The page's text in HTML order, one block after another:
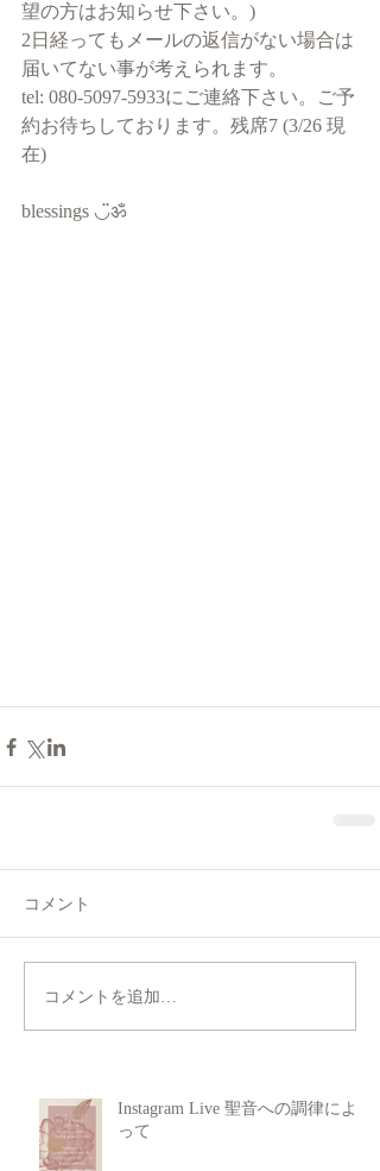
望の方はお知らせ下さい。)
2日経ってもメールの返信がない場合は
届いてない事が考えられます。
tel: 080-5097-5933にご連絡下さい。ご予
約お待ちしております。残席7 (3/26 現
在)
blessings ◡̈ॐ
コメント
コメントを追加…
Instagram Live 聖音への調律によ
って